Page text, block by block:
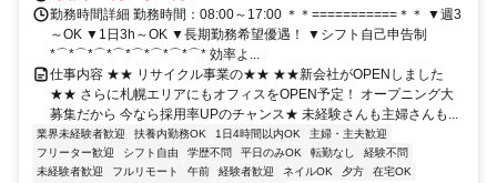
勤務時間詳細 勤務時間：08:00～17:00 ＊＊===========＊＊ ▼週3
～OK ▼1日3h～OK ▼長期勤務希望優遇！ ▼シフト自己申告制
*⌒*⌒*⌒*⌒*⌒*⌒*⌒*⌒* 効率よ...
仕事内容 ★★ リサイクル事業の★★ ★★新会社がOPENしました
★★ さらに札幌エリアにもオフィスをOPEN予定！ オープニング大
募集だから 今なら採用率UPのチャンス★ 未経験さんも主婦さんも...
業界未経験者歓迎 扶養内勤務OK 1日4時間以内OK
主婦・主夫歓迎
フリーター歓迎
シフト自由 学歴不問 平日のみOK 転勤なし
経験不問
未経験者歓迎
フルリモート 午前 経験者歓迎 ネイルOK 夕方
在宅OK